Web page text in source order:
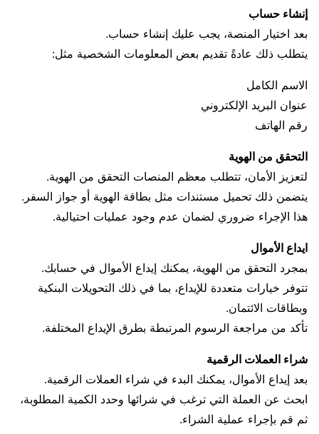
إنشاء حساب
بعد اختيار المنصة، يجب عليك إنشاء حساب.
يتطلب ذلك عادةً تقديم بعض المعلومات الشخصية مثل:
الاسم الكامل
عنوان البريد الإلكتروني
رقم الهاتف
التحقق من الهوية
لتعزيز الأمان، تتطلب معظم المنصات التحقق من الهوية.
يتضمن ذلك تحميل مستندات مثل بطاقة الهوية أو جواز السفر.
هذا الإجراء ضروري لضمان عدم وجود عمليات احتيالية.
ايداع الأموال
بمجرد التحقق من الهوية، يمكنك إيداع الأموال في حسابك.
تتوفر خيارات متعددة للإيداع، بما في ذلك التحويلات البنكية
وبطاقات الائتمان.
تأكد من مراجعة الرسوم المرتبطة بطرق الإيداع المختلفة.
شراء العملات الرقمية
بعد إيداع الأموال، يمكنك البدء في شراء العملات الرقمية.
ابحث عن العملة التي ترغب في شرائها وحدد الكمية المطلوبة،
ثم قم بإجراء عملية الشراء.